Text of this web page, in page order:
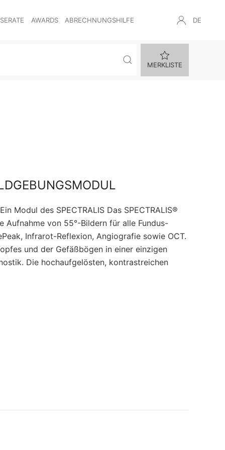
AWARDS ABRECHNUNGSHILFE DE
MERKLISTE
Modul des SPECTRALIS Das SPECTRALIS®
von 55°-Bildern für alle Fundus-
Infrarot-Reflexion, Angiografie sowie OCT.
und der Gefäßbögen in einer einzigen
Die hochaufgelösten, kontrastreichen